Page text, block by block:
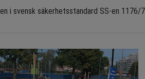
i svensk säkerhetsstandard SS-en 1176/